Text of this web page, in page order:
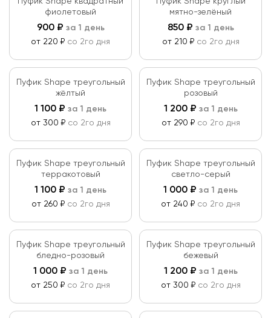
фиолетовый
900₽ за 1 день
от 220 ₽ со 2го дня
мятно-зелёный
850₽ за 1 день
от 210 ₽ со 2го дня
Пуфик Shape треугольный
жёлтый
1 100 ₽ за 1 день
от 300 ₽ со 2го дня
Пуфик Shape треугольный
розовый
1 200₽ за 1 день
от 290 ₽ со 2го дня
Пуфик Shape треугольный
терракотовый
1 100 ₽ за 1 день
от 260 ₽ со 2го дня
Пуфик Shape треугольный
светло-серый
1 000 ₽ за 1 день
от 240 ₽ со 2го дня
Пуфик Shape треугольный
бледно-розовый
1 000 ₽ за 1 день
от 250 ₽ со 2го дня
Пуфик Shape треугольный
бежевый
1 200₽ за 1 день
от 300 ₽ со 2го дня